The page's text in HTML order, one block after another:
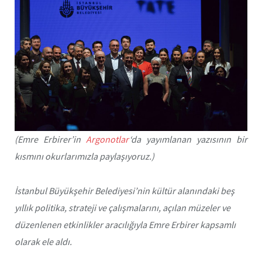
(Emre Erbirer’in Argonotlar‘da yayımlanan yazısının bir
kısmını okurlarımızla paylaşıyoruz.)
İstanbul Büyükşehir Belediyesi’nin kültür alanındaki beş
yıllık politika, strateji ve çalışmalarını, açılan müzeler ve
düzenlenen etkinlikler aracılığıyla Emre Erbirer kapsamlı
olarak ele aldı.